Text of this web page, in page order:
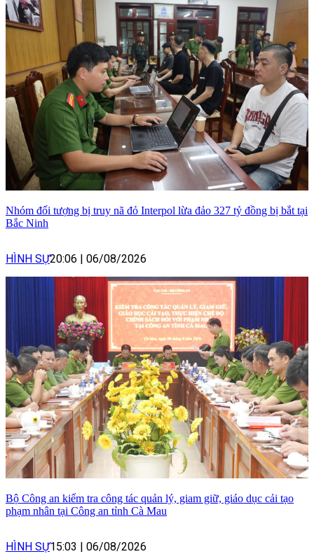
Nhóm đối tượng bị truy nã đỏ Interpol lừa đảo 327 tỷ đồng bị bắt tại
Bắc Ninh
HÌNH SỰ20:06 | 06/08/2026
Bộ Công an kiểm tra công tác quản lý, giam giữ, giáo dục cải tạo
phạm nhân tại Công an tỉnh Cà Mau
HÌNH SỰ15:03 | 06/08/2026